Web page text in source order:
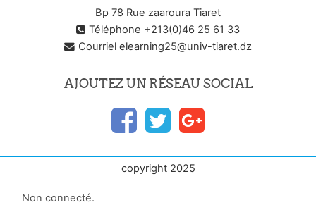
Bp 78 Rue zaaroura Tiaret
Téléphone +213(0)46 25 61 33
Courriel elearning25@univ-tiaret.dz
AJOUTEZ UN RÉSEAU SOCIAL
copyright 2025
Non connecté.